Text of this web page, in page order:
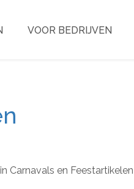
VOOR BEDRIJVEN
Carnavals en Feestartikelen